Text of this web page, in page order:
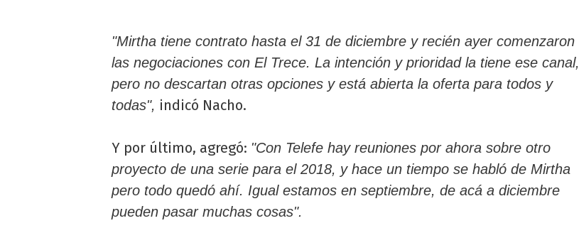
"Mirtha tiene contrato hasta el 31 de diciembre y recién ayer comenzaron
las negociaciones con El Trece. La intención y prioridad la tiene ese canal,
pero no descartan otras opciones y está abierta la oferta para todos y
todas", indicó Nacho.
Y por último, agregó: "Con Telefe hay reuniones por ahora sobre otro
proyecto de una serie para el 2018, y hace un tiempo se habló de Mirtha
pero todo quedó ahí. Igual estamos en septiembre, de acá a diciembre
pueden pasar muchas cosas".